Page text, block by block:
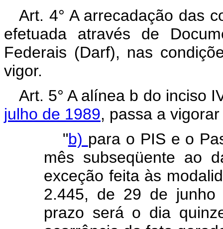
Art. 4° A arrecadação das
efetuada através de
Federais (Darf), nas
vigor.
Art. 5° A alínea b do inciso
julho de 1989, passa a
"b) para o PIS e o
mês subseqüente ao
exceção feita às
2.445, de 29 de
prazo será o dia